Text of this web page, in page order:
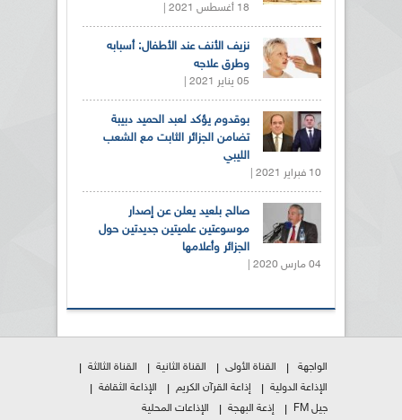
18 أغسطس 2021 |
نزيف الأنف عند الأطفال: أسبابه
وطرق علاجه
05 يناير 2021 |
بوقدوم يؤكد لعبد الحميد دبيبة
تضامن الجزائر الثابت مع الشعب
الليبي
10 فبراير 2021 |
صالح بلعيد يعلن عن إصدار
موسوعتين علميتين جديدتين حول
الجزائر وأعلامها
04 مارس 2020 |
الواجهة القناة الأولى القناة الثانية
القناة الثالثة
الإذاعة الدولية
إذاعة القرآن الكريم
الإذاعة الثقافة
جيل FM
إذعة البهجة الإذاعات المحلية